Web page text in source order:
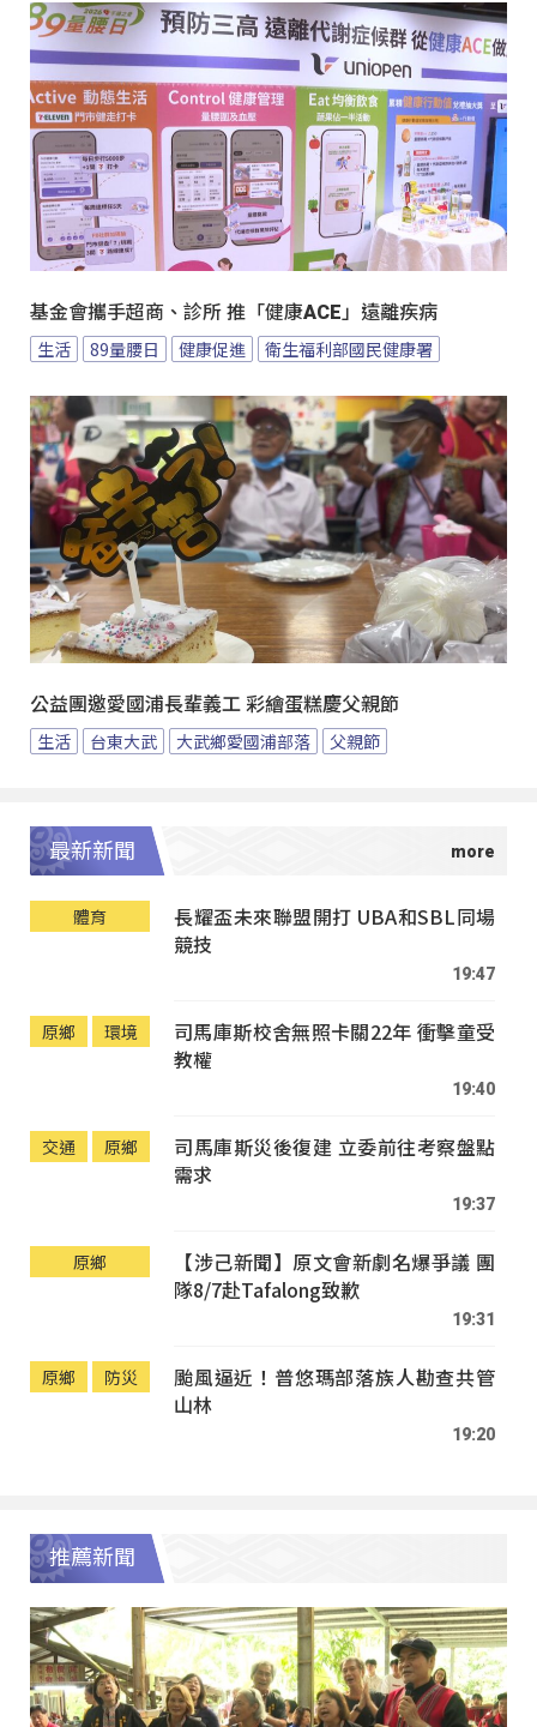
基金會攜手超商、診所 推「健康ACE」遠離疾病
生活 89量腰日 健康促進 衛生福利部國民健康署
公益團邀愛國浦長輩義工 彩繪蛋糕慶父親節
生活 台東大武 大武鄉愛國浦部落 父親節
最新新聞
體育
長耀盃未來聯盟開打 UBA和SBL同場
競技
19:47
原鄉 環境
司馬庫斯校舍無照卡關22年 衝擊童受
教權
19:40
交通 原鄉
司馬庫斯災後復建 立委前往考察盤點
需求
19:37
原鄉
【涉己新聞】原文會新劇名爆爭議 團
隊8/7赴Tafalong致歉
19:31
原鄉 防災
颱風逼近！普悠瑪部落族人勘查共管
山林
19:20
推薦新聞